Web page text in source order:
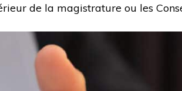
de la magistrature ou les